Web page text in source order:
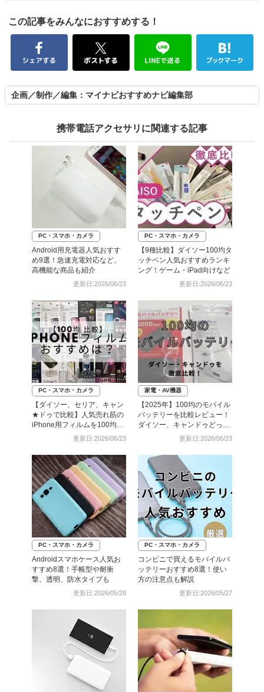
この記事をみんなにおすすめする！
企画／制作／編集：マイナビおすすめナビ編集部
携帯電話アクセサリに関連する記事
PC・スマホ・カメラ
Android用充電器人気おすす
め9選！急速充電対応など、
高機能な商品も紹介
更新日:2026/06/23
PC・スマホ・カメラ
【9種比較】ダイソー100均タ
ッチペン人気おすすめランキ
ング！ゲーム・iPad向けなど
更新日:2026/06/23
PC・スマホ・カメラ
【ダイソー、セリア、キャン
★ドゥで比較】人気売れ筋の
iPhone用フィルムを100均で
全部買ってみた更新日:2026/06/23
家電・AV機器
【2025年】100均のモバイル
バッテリーを比較レビュー！
ダイソー、キャンドゥどっち
更新日:2026/06/23
PC・スマホ・カメラ
Androidスマホケース人気お
すすめ8選！手帳型や耐衝
撃、透明、防水タイプも
更新日:2026/05/28
PC・スマホ・カメラ
コンビニで買えるモバイルバ
ッテリーおすすめ8選！使い
方の注意点も解説
更新日:2026/05/27